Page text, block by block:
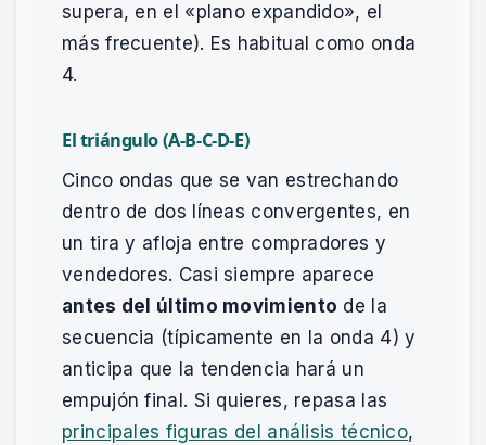
supera, en el «plano expandido», el
más frecuente). Es habitual como onda
4.
El triángulo (A-B-C-D-E)
Cinco ondas que se van estrechando
dentro de dos líneas convergentes, en
un tira y afloja entre compradores y
vendedores. Casi siempre aparece
antes del último movimiento de la
secuencia (típicamente en la onda 4) y
anticipa que la tendencia hará un
empujón final. Si quieres, repasa las
principales figuras del análisis técnico,